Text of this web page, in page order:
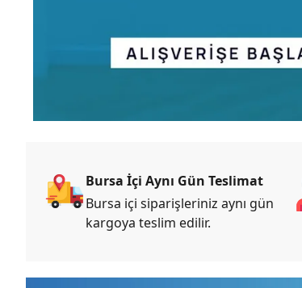
Bursa İçi Aynı Gün Teslimat
Bursa içi siparişleriniz aynı gün
kargoya teslim edilir.